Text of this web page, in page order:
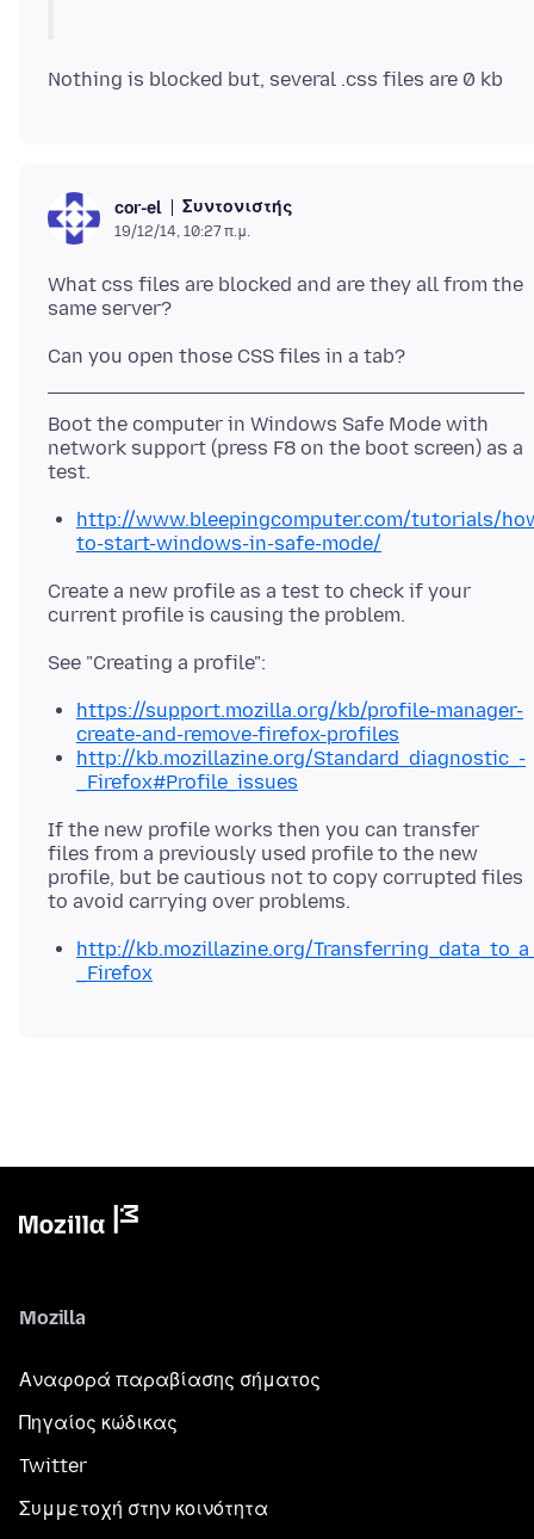
cor-el Συντονιστής
19/12/14, 10:27 π.μ.
What css files are blocked and are they all from the
Boot the computer in Windows Safe Mode with
network support (press F8 on the boot screen) as a
http://www.bleepingcomputer.com/tutorials/
to-start-windows-in-safe-mode/
Create a new profile as a test to check if your
https://support.mozilla.org/kb/profile-manager-
create-and-remove-firefox-profiles
http://kb.mozillazine.org/Standard_diagnostic_-
_Firefox#Profile_issues
If the new profile works then you can transfer
files from a previously used profile to the new
profile, but be cautious not to copy corrupted files
http://kb.mozillazine.org/
_Firefox
Mozilla
Αναφορά παραβίασης σήματος
Πηγαίος κώδικας
Twitter
Συμμετοχή στην κοινότητα